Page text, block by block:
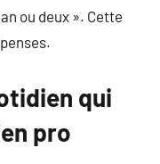
ou deux ». Cette
qui
pro